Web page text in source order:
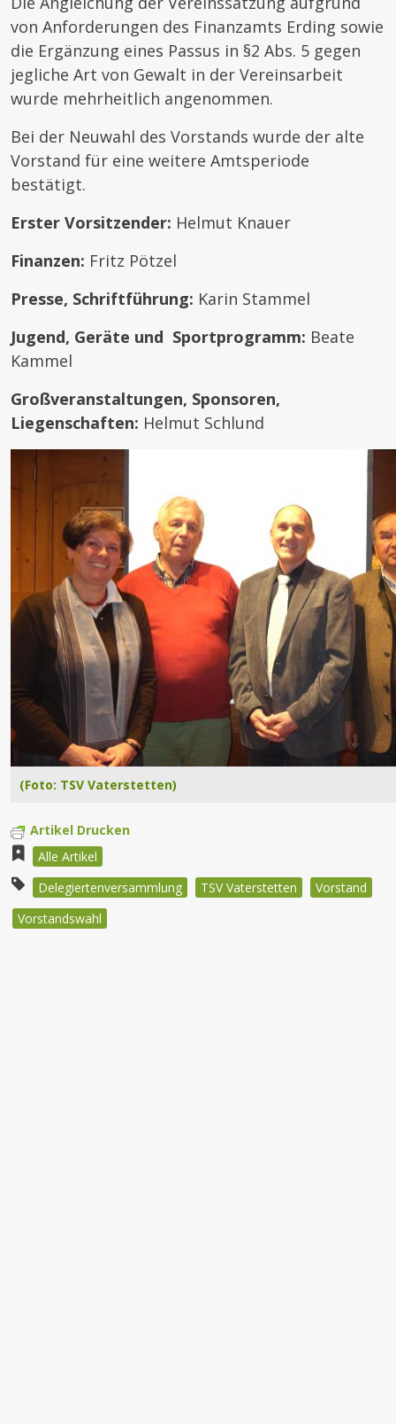
von Anforderungen des Finanzamts Erding sowie
die Ergänzung eines Passus in §2 Abs. 5 gegen
jegliche Art von Gewalt in der Vereinsarbeit
wurde mehrheitlich angenommen.
Bei der Neuwahl des Vorstands wurde der alte
Vorstand für eine weitere Amtsperiode
bestätigt.
Erster Vorsitzender: Helmut Knauer
Finanzen: Fritz Pötzel
Presse, Schriftführung: Karin Stammel
Jugend, Geräte und Sportprogramm: Beate
Kammel
Großveranstaltungen, Sponsoren,
Liegenschaften: Helmut Schlund
(Foto: TSV Vaterstetten)
Artikel Drucken
Alle Artikel
Delegiertenversammlung
TSV Vaterstetten
Vorstand
Vorstandswahl